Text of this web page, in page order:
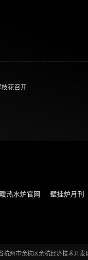
枝花召开
热水炉官网 壁挂炉月刊
杭州市余杭区余杭经济技术开